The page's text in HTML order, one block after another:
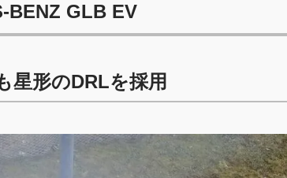
BENZ GLB EV
星形のDRLを採用